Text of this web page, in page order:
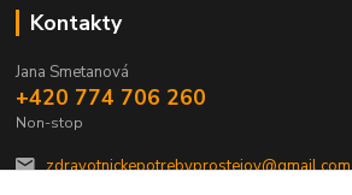
Kontakty
Jana Smetanová
+420 774 706 260
Non-stop
zdravotnickepotrebyprostejov@gmail.com